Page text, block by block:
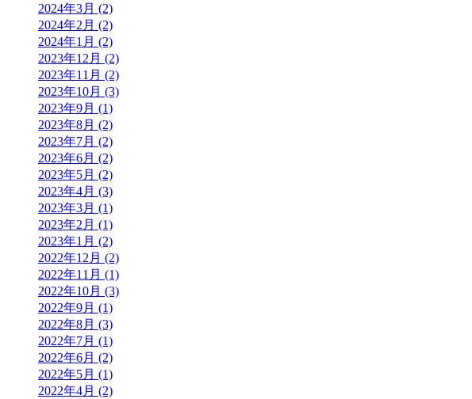
2024年3月 (2)
2024年2月 (2)
2024年1月 (2)
2023年12月 (2)
2023年11月 (2)
2023年10月 (3)
2023年9月 (1)
2023年8月 (2)
2023年7月 (2)
2023年6月 (2)
2023年5月 (2)
2023年4月 (3)
2023年3月 (1)
2023年2月 (1)
2023年1月 (2)
2022年12月 (2)
2022年11月 (1)
2022年10月 (3)
2022年9月 (1)
2022年8月 (3)
2022年7月 (1)
2022年6月 (2)
2022年5月 (1)
2022年4月 (2)